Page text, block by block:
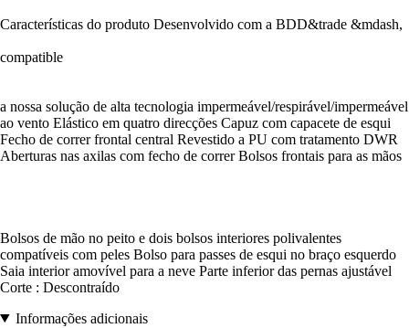
Características do produto Desenvolvido com a BDD&trade &mdash,
compatible
a nossa solução de alta tecnologia impermeável/respirável/impermeável
ao vento Elástico em quatro direcções Capuz com capacete de esqui
Fecho de correr frontal central Revestido a PU com tratamento DWR
Aberturas nas axilas com fecho de correr Bolsos frontais para as mãos
Bolsos de mão no peito e dois bolsos interiores polivalentes
compatíveis com peles Bolso para passes de esqui no braço esquerdo
Saia interior amovível para a neve Parte inferior das pernas ajustável
Corte : Descontraído
Informações adicionais